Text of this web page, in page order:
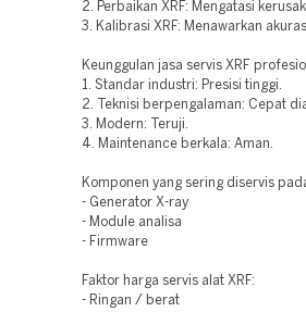
2. Perbaikan XRF: Mengatasi
3. Kalibrasi XRF: Menawarkan
Keunggulan jasa servis XRF
1. Standar industri: Presisi tinggi.
2. Teknisi berpengalaman: Cepat
3. Modern: Teruji.
4. Maintenance berkala: Aman.
Komponen yang sering diservis
- Generator X-ray
- Module analisa
- Firmware
Faktor harga servis alat XRF:
- Ringan / berat